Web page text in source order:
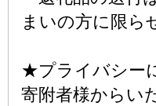
まいの方に限ら
★プライバシー
寄附者様からい